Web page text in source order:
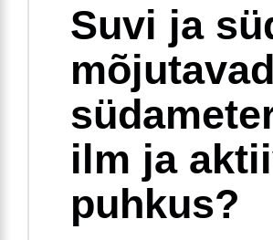
Suvi ja
mõjutavad
ilm ja
puhkus?